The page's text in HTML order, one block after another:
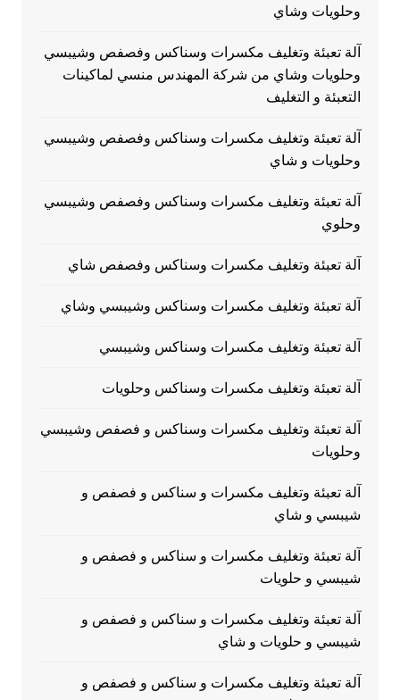
وحلويات وشاي
آلة تعبئة وتغليف مكسرات وسناكس وفصفص وشيبسي
وحلويات وشاي من شركة المهندس منسي لماكينات
التعبئة و التغليف
آلة تعبئة وتغليف مكسرات وسناكس وفصفص وشيبسي
وحلويات و شاي
آلة تعبئة وتغليف مكسرات وسناكس وفصفص وشيبسي
وحلوي
آلة تعبئة وتغليف مكسرات وسناكس وفصفص شاي
آلة تعبئة وتغليف مكسرات وسناكس وشيبسي وشاي
آلة تعبئة وتغليف مكسرات وسناكس وشيبسي
آلة تعبئة وتغليف مكسرات وسناكس وحلويات
آلة تعبئة وتغليف مكسرات وسناكس و فصفص وشيبسي
وحلويات
آلة تعبئة وتغليف مكسرات و سناكس و فصفص و
شيبسي و شاي
آلة تعبئة وتغليف مكسرات و سناكس و فصفص و
شيبسي و حلويات
آلة تعبئة وتغليف مكسرات و سناكس و فصفص و
شيبسي و حلويات و شاي
آلة تعبئة وتغليف مكسرات و سناكس و فصفص و